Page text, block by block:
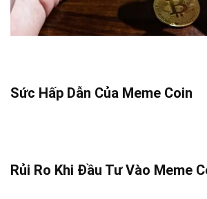
Sức Hấp Dẫn Của Meme Coin
Rủi Ro Khi Đầu Tư Vào Meme